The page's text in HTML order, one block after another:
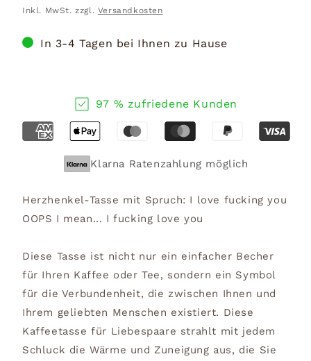
Preis
Inkl. MwSt. zzgl. Versandkosten
In 3-4 Tagen bei Ihnen zu Hause
97 % zufriedene Kunden
Klarna Ratenzahlung möglich
Herzhenkel-Tasse mit Spruch: I love fucking you
OOPS I mean... I fucking love you
Diese Tasse ist nicht nur ein einfacher Becher
für Ihren Kaffee oder Tee, sondern ein Symbol
für die Verbundenheit, die zwischen Ihnen und
Ihrem geliebten Menschen existiert. Diese
Kaffeetasse für Liebespaare strahlt mit jedem
Schluck die Wärme und Zuneigung aus, die Sie